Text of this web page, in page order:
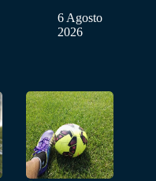
6 Agosto
2026